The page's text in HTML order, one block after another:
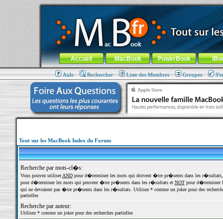
MacBook-fr.com : 100% Apple... 100% nomade !
Aller au contenu-Aller au menu général-Aller au menu de
Menu général
Accueil MacBook PowerBook
Aide Rechercher Liste des Membres Groupes
Tout sur les MacBook Index du Forum
Recherche par mots-cl�s:
Vous pouvez utiliserANDpour d�terminer les mots qui doivent �tre pr�sents dans les
pour d�terminer les mots qui peuvent �tre pr�sents dans les r�sultats et NOTpour d�terminer
qui ne devraient pas �tre pr�sents dans les r�sultats. Utilisez * comme un joker pour des
partielles
Recherche par auteur:
Utilisez * comme un joker pour des recherches partielles